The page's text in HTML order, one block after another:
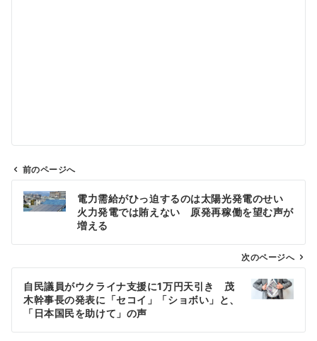
ビ
ン
前のページへ
電力需給がひっ迫するのは太陽光発電のせい
火力発電では賄えない 原発再稼働を望む声が
増える
次のページへ
自民議員がウクライナ支援に1万円天引き 茂
木幹事長の発表に「セコイ」「ショボい」と、
「日本国民を助けて」の声